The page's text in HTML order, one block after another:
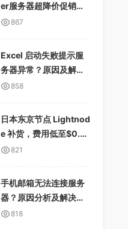
er服务器超降价促销，1
0Gbps无限流量
867
Excel 启动失败提示服
务器异常？原因及解决
方案详解
858
日本东京节点 Lightnod
e 补货，费用低至$0.01
2/小时，支持多种支付
821
手机邮箱无法连接服务
器？原因分析及解决方
案 818